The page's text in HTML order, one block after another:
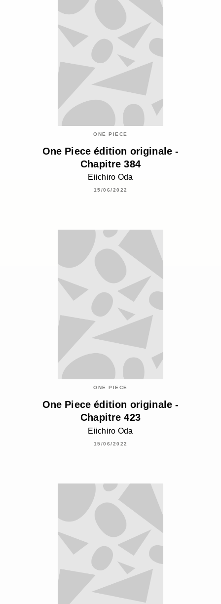
ONE PIECE
One Piece édition originale -
Chapitre 384
Eiichiro Oda
15/06/2022
ONE PIECE
One Piece édition originale -
Chapitre 423
Eiichiro Oda
15/06/2022